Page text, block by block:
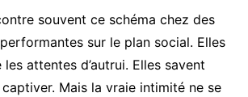
souvent ce schéma chez des
sur le plan social. Elles
attentes d’autrui. Elles savent
captiver. Mais la vraie intimité ne se